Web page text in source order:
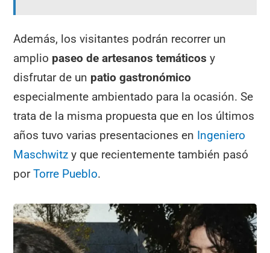
Además, los visitantes podrán recorrer un
amplio paseo de artesanos temáticos y
disfrutar de un patio gastronómico
especialmente ambientado para la ocasión. Se
trata de la misma propuesta que en los últimos
años tuvo varias presentaciones en Ingeniero
Maschwitz y que recientemente también pasó
porTorre Pueblo.